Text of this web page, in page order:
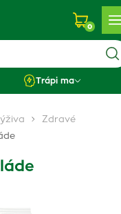
0
Trápi ma
Zdravé